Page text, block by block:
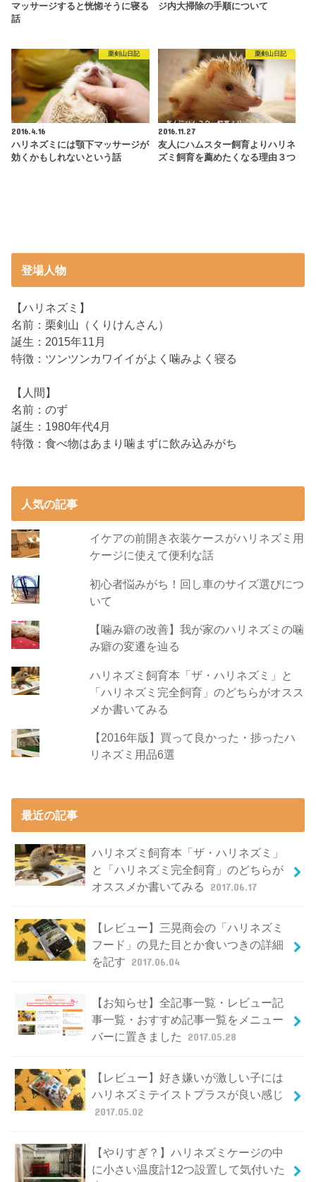
マッサージすると恍惚そうに寝る
話
ジ内大掃除の手順について
栗剣山日記
2016.4.16
ハリネズミには顎下マッサージが
効くかもしれないという話
栗剣山日記
2016.11.27
友人にハムスター飼育よりハリネ
ズミ飼育を薦めたくなる理由３つ
登場人物
【ハリネズミ】
名前：栗剣山（くりけんさん）
誕生：2015年11月
特徴：ツンツンカワイイがよく噛みよく寝る
【人間】
名前：のず
誕生：1980年代4月
特徴：食べ物はあまり噛まずに飲み込みがち
人気の記事
イケアの前開き衣装ケースがハリネズミ用
ケージに使えて便利な話
初心者悩みがち！回し車のサイズ選びにつ
いて
【噛み癖の改善】我が家のハリネズミの噛
み癖の変遷を辿る
ハリネズミ飼育本「ザ・ハリネズミ」と
「ハリネズミ完全飼育」のどちらがオスス
メか書いてみる
【2016年版】買って良かった・捗ったハ
リネズミ用品6選
最近の記事
ハリネズミ飼育本「ザ・ハリネズミ」
と「ハリネズミ完全飼育」のどちらが
オススメか書いてみる
2017.06.17
【レビュー】三晃商会の「ハリネズミ
フード」の見た目とか食いつきの詳細
を記す 2017.06.04
【お知らせ】全記事一覧・レビュー記
事一覧・おすすめ記事一覧をメニュー
バーに置きました
2017.05.28
【レビュー】好き嫌いが激しい子には
ハリネズミテイストプラスが良い感じ
2017.05.02
【やりすぎ？】ハリネズミケージの中
に小さい温度計12つ設置して気付いた